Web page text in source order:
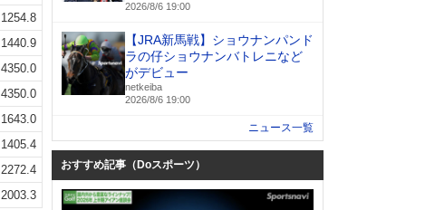
1254.8
1440.9
4350.0
4350.0
1643.0
1405.4
2272.4
2003.3
2026/8/6 19:00
【JRA新馬戦】ショウナンパンド
ラの仔ショウナンバトレニなど
がデビュー
netkeiba
2026/8/6 19:00
ニュース一覧
おすすめ記事（Doスポーツ）